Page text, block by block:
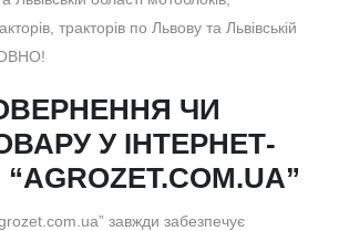
тракторів по Львову та Львівській
ЧИ
У ІНТЕРНЕТ-
завжди забезпечує